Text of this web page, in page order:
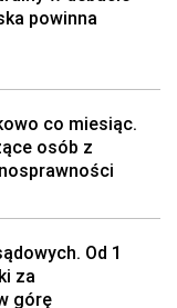
powinna
co miesiąc.
osób z
Od 1
za
górę